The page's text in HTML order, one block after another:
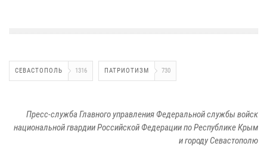
СЕВАСТОПОЛЬ 1316 ПАТРИОТИЗМ 730
Пресс-служба Главного управления Федеральной службы войск
национальной гвардии Российской Федерации по Республике Крым
и городу Севастополю